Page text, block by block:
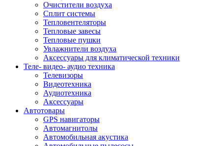
Очистители воздуха
Сплит системы
Тепловентеляторы
Тепловые завесы
Тепловые пушки
Увлажнители воздуха
Аксессуары для климатической техники
Теле- видео- аудио техника
Телевизоры
Видеотехника
Аудиотехника
Аксессуары
Автотовары
GPS навигаторы
Автомагнитолы
Автомобильная акустика